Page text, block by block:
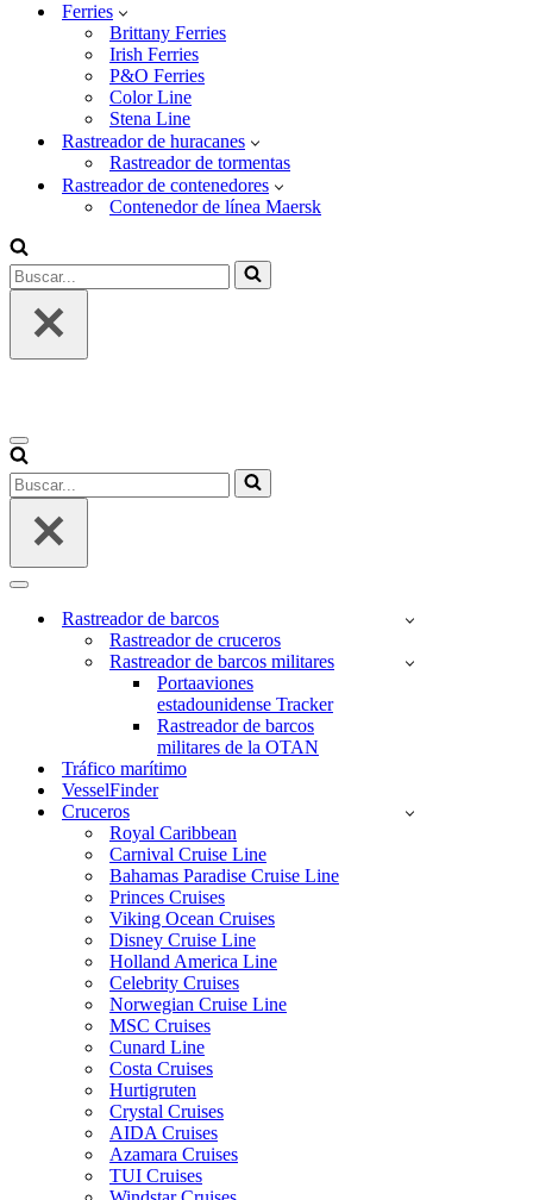
Ferries
Brittany Ferries
Irish Ferries
P&O Ferries
Color Line
Stena Line
Rastreador de huracanes
Rastreador de tormentas
Rastreador de contenedores
Contenedor de línea Maersk
Buscar...
Menú
de
navegación
Buscar...
Menú
navegaciónRastreador de barcos
Rastreador de cruceros
Rastreador de barcos militares
Portaaviones
estadounidense Tracker
Rastreador de barcos
militares de la OTAN
Tráfico marítimo
VesselFinder
Cruceros
Royal Caribbean
Carnival Cruise Line
Bahamas Paradise Cruise Line
Princes Cruises
Viking Ocean Cruises
Disney Cruise Line
Holland America Line
Celebrity Cruises
Norwegian Cruise Line
MSC Cruises
Cunard Line
Costa Cruises
Hurtigruten
Crystal Cruises
AIDA Cruises
Azamara Cruises
TUI Cruises